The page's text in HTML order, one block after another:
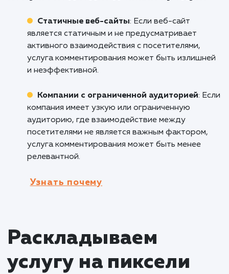
Онлайн-магазины: Для онлайн-
услуга комментирования на сайте может
полезной, поскольку позволяет клиентам
делиться отзывами о товарах, задавать
вопросы о продукции и получать ответы от
других пользователей, что повышает
способствует принятию покупательских
решений.
Образовательные платформы
может способствовать активному обмену
интерактивную обучающую среду.
Кому не подходит данный